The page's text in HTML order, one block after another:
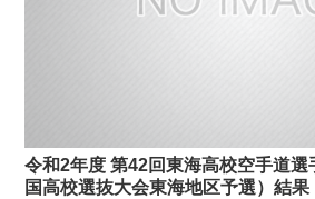
令和2年度 第42回東海高校空手道
国高校選抜大会東海地区予選）結果